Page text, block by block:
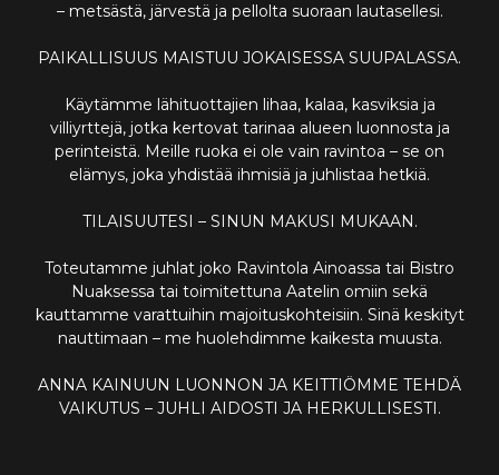
– metsästä, järvestä ja pellolta suoraan lautasellesi.
PAIKALLISUUS MAISTUU JOKAISESSA SUUPALASSA.
Käytämme lähituottajien lihaa, kalaa, kasviksia ja
villiyrttejä, jotka kertovat tarinaa alueen luonnosta ja
perinteistä. Meille ruoka ei ole vain ravintoa – se on
elämys, joka yhdistää ihmisiä ja juhlistaa hetkiä.
TILAISUUTESI – SINUN MAKUSI MUKAAN.
Toteutamme juhlat joko Ravintola Ainoassa tai Bistro
Nuaksessa tai toimitettuna Aatelin omiin sekä
kauttamme varattuihin majoituskohteisiin. Sinä keskityt
nauttimaan – me huolehdimme kaikesta muusta.
ANNA KAINUUN LUONNON JA KEITTIÖMME TEHDÄ
VAIKUTUS – JUHLI AIDOSTI JA HERKULLISESTI.